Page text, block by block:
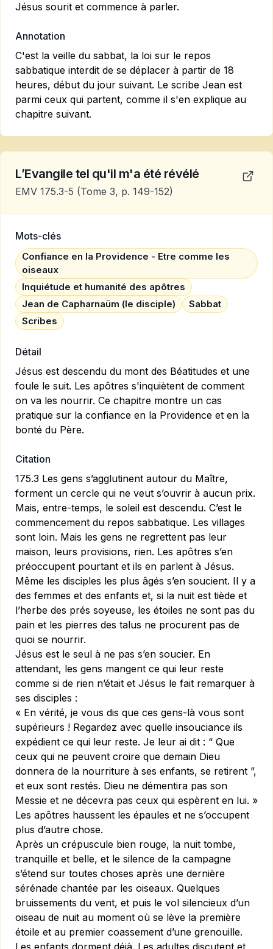
Jésus sourit et commence à parler.
Annotation
C'est la veille du sabbat, la loi sur le repos
sabbatique interdit de se déplacer à partir de 18
heures, début du jour suivant. Le scribe Jean est
parmi ceux qui partent, comme il s'en explique au
chapitre suivant.
L’Evangile tel qu'il m'a été révélé
EMV 175.3-5 (Tome 3, p. 149-152)
Mots-clés
Confiance en la Providence - Etre comme les
oiseaux
Inquiétude et humanité des apôtres
Jean de Capharnaüm (le disciple)
Sabbat
Scribes
Détail
Jésus est descendu du mont des Béatitudes et une
foule le suit. Les apôtres s'inquiètent de comment
on va les nourrir. Ce chapitre montre un cas
pratique sur la confiance en la Providence et en la
bonté du Père.
Citation
175.3 Les gens s’agglutinent autour du Maître,
forment un cercle qui ne veut s’ouvrir à aucun prix.
Mais, entre-temps, le soleil est descendu. C’est le
commencement du repos sabbatique. Les villages
sont loin. Mais les gens ne regrettent pas leur
maison, leurs provisions, rien. Les apôtres s’en
préoccupent pourtant et ils en parlent à Jésus.
Même les disciples les plus âgés s’en soucient. Il y a
des femmes et des enfants et, si la nuit est tiède et
l’herbe des prés soyeuse, les étoiles ne sont pas du
pain et les pierres des talus ne procurent pas de
quoi se nourrir.
Jésus est le seul à ne pas s’en soucier. En
attendant, les gens mangent ce qui leur reste
comme si de rien n’était et Jésus le fait remarquer à
ses disciples :
« En vérité, je vous dis que ces gens-là vous sont
supérieurs ! Regardez avec quelle insouciance ils
expédient ce qui leur reste. Je leur ai dit : “ Que
ceux qui ne peuvent croire que demain Dieu
donnera de la nourriture à ses enfants, se retirent ”,
et eux sont restés. Dieu ne démentira pas son
Messie et ne décevra pas ceux qui espèrent en lui. »
Les apôtres haussent les épaules et ne s’occupent
plus d’autre chose.
Après un crépuscule bien rouge, la nuit tombe,
tranquille et belle, et le silence de la campagne
s’étend sur toutes choses après une dernière
sérénade chantée par les oiseaux. Quelques
bruissements du vent, et puis le vol silencieux d’un
oiseau de nuit au moment où se lève la première
étoile et au premier coassement d’une grenouille.
Les enfants dorment déjà. Les adultes discutent et